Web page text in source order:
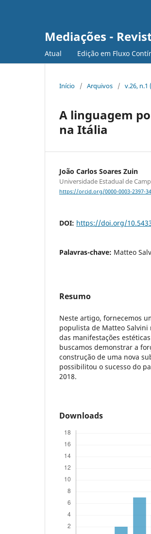
Mediações -
Atual Edição em Fluxo
Início / Arquivos / v.26, n.1
A linguagem
na Itália
João Carlos Soares Zuin
Universidade Estadual de
https://orcid.org/0000-0003-2397-
DOI: https://doi.org/
Palavras-chave: Matteo
Resumo
Neste artigo, fornecemos
populista de Matteo
das manifestações
buscamos demonstrar a
construção de uma nova
possibilitou o sucesso do
2018.
Downloads